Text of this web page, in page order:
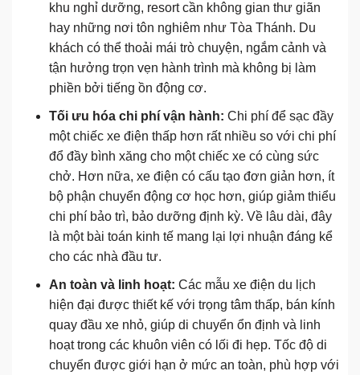
khu nghỉ dưỡng, resort cần không gian thư giãn
hay những nơi tôn nghiêm như Tòa Thánh. Du
khách có thể thoải mái trò chuyện, ngắm cảnh và
tận hưởng trọn vẹn hành trình mà không bị làm
phiền bởi tiếng ồn động cơ.
Tối ưu hóa chi phí vận hành: Chi phí để sạc đầy
một chiếc xe điện thấp hơn rất nhiều so với chi phí
đổ đầy bình xăng cho một chiếc xe có cùng sức
chở. Hơn nữa, xe điện có cấu tạo đơn giản hơn, ít
bộ phận chuyển động cơ học hơn, giúp giảm thiểu
chi phí bảo trì, bảo dưỡng định kỳ. Về lâu dài, đây
là một bài toán kinh tế mang lại lợi nhuận đáng kể
cho các nhà đầu tư.
An toàn và linh hoạt: Các mẫu xe điện du lịch
hiện đại được thiết kế với trọng tâm thấp, bán kính
quay đầu xe nhỏ, giúp di chuyển ổn định và linh
hoạt trong các khuôn viên có lối đi hẹp. Tốc độ di
chuyển được giới hạn ở mức an toàn, phù hợp với